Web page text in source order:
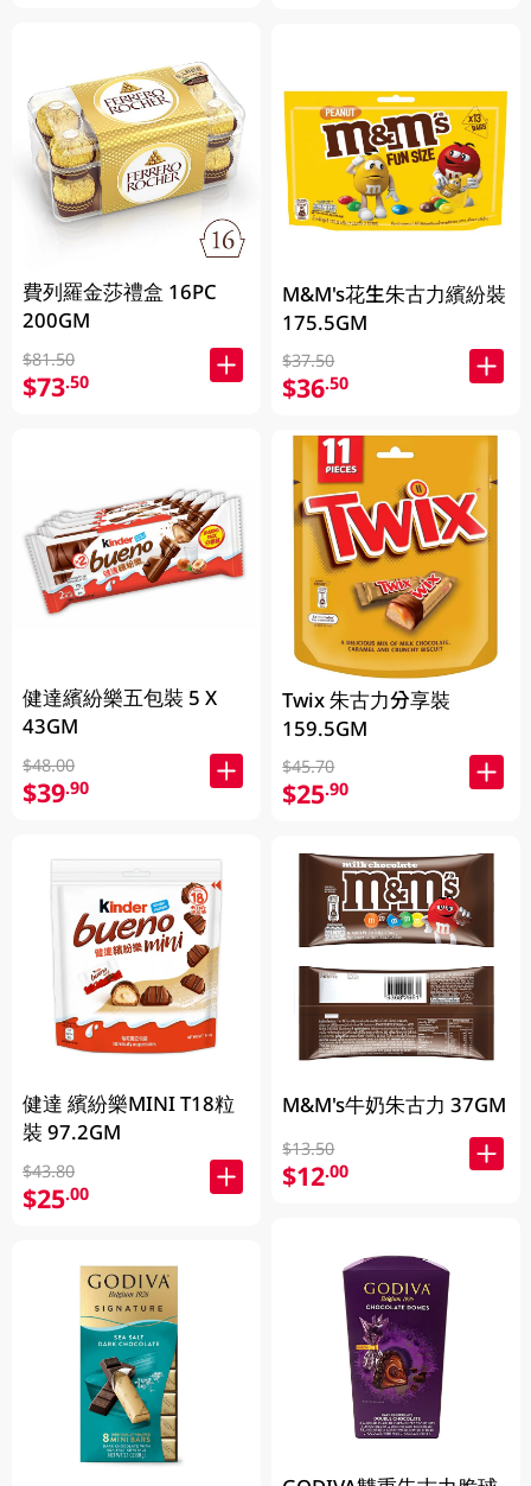
費列羅金莎禮盒 16PC
200GM
$81.50
$73.50
健達繽紛樂五包裝 5 X
43GM
$48.00
$39.90
健達 繽紛樂MINI T18粒
裝 97.2GM
$43.80
$25.00
M&M's花生朱古力繽紛裝
175.5GM
$37.50
$36.50
Twix 朱古力分享裝
159.5GM
$45.70
$25.90
M&M's牛奶朱古力 37GM
$13.50
$12.00